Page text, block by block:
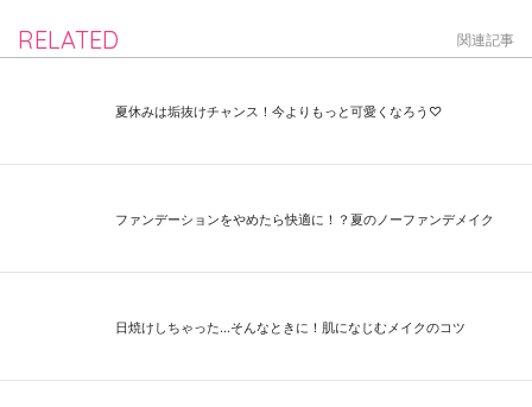
RELATED 関連記事
夏休みは垢抜けチャンス！今よりもっと可愛くなろう♡
ファンデーションをやめたら快適に！？夏のノーファンデメイク
日焼けしちゃった...そんなときに！肌になじむメイクのコツ